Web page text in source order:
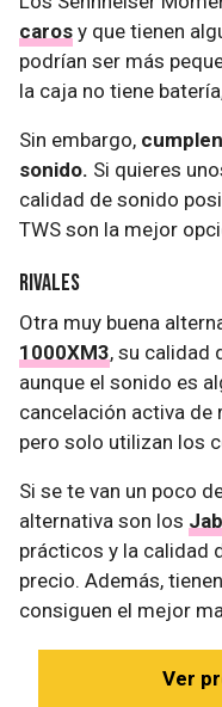
caros y que tienen
podrían ser más
la caja no tiene
Sin embargo,
sonido. Si quieres
calidad de sonido
TWS son la mejor
Rivales
Otra muy buena
1000XM3, su calidad
aunque el sonido es
cancelación activa de
pero solo utilizan los
Si se te van un poco
alternativa son los
prácticos y la calidad
precio. Además,
consiguen el mejor
Ver